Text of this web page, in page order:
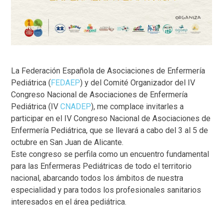
La Federación Española de Asociaciones de Enfermería
Pediátrica (FEDAEP) y del Comité Organizador del IV
Congreso Nacional de Asociaciones de Enfermería
Pediátrica (IVCNADEP), me complace invitarles a
participar en el IV Congreso Nacional de Asociaciones de
Enfermería Pediátrica, que se llevará a cabo del 3 al 5 de
octubre en San Juan de Alicante.
Este congreso se perfila como un encuentro fundamental
para las Enfermeras Pediátricas de todo el territorio
nacional, abarcando todos los ámbitos de nuestra
especialidad y para todos los profesionales sanitarios
interesados en el área pediátrica.